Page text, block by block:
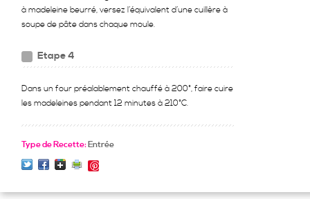
à madeleine beurré, versez l’équivalent d’une cuillère à
soupe de pâte dans chaque moule.
Etape 4
Dans un four préalablement chauffé à 200°, faire cuire
les madeleines pendant 12 minutes à 210°C.
Type de Recette:Entrée